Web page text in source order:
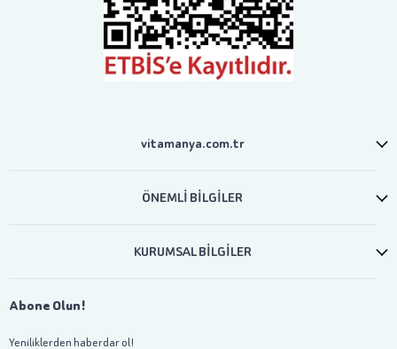
vitamanya.com.tr
ÖNEMLİ BİLGİLER
KURUMSAL BİLGİLER
Abone Olun!
Yeniliklerden haberdar ol!